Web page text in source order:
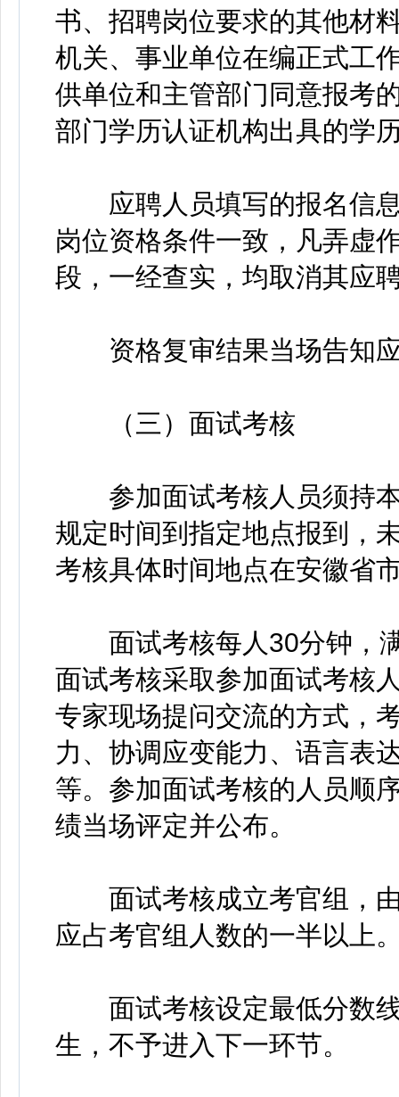
书、招聘岗位要求的其他材
机关、事业单位在编正式工
供单位和主管部门同意报考
部门学历认证机构出具的学
应聘人员填写的报名信息
岗位资格条件一致，凡弄虚
段，一经查实，均取消其应
资格复审结果当场告知应
（三）面试考核
参加面试考核人员须持本
规定时间到指定地点报到，
考核具体时间地点在安徽省
面试考核每人30分钟，满
面试考核采取参加面试考核
专家现场提问交流的方式，
力、协调应变能力、语言表
等。参加面试考核的人员顺
绩当场评定并公布。
面试考核成立考官组，由
应占考官组人数的一半以上
面试考核设定最低分数线
生，不予进入下一环节。